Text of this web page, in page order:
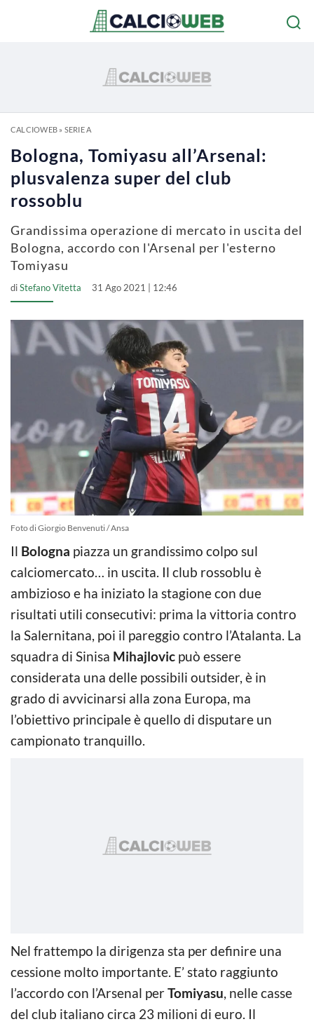
CALCIOWEB» SERIE A
Bologna, Tomiyasu all’Arsenal:
plusvalenza super del club
rossoblu
Grandissima operazione di mercato in uscita del
Bologna, accordo con l'Arsenal per l'esterno
Tomiyasu
diStefano Vitetta 31 Ago 2021 | 12:46
Foto di Giorgio Benvenuti / Ansa
Il Bologna piazza un grandissimo colpo sul
calciomercato… in uscita. Il club rossoblu è
ambizioso e ha iniziato la stagione con due
risultati utili consecutivi: prima la vittoria contro
la Salernitana, poi il pareggio contro l’Atalanta. La
squadra di Sinisa Mihajlovic può essere
considerata una delle possibili outsider, è in
grado di avvicinarsi alla zona Europa, ma
l’obiettivo principale è quello di disputare un
campionato tranquillo.
Nel frattempo la dirigenza sta per definire una
cessione molto importante. E’ stato raggiunto
l’accordo con l’Arsenal perTomiyasu, nelle casse
del club italiano circa 23 milioni di euro. Il